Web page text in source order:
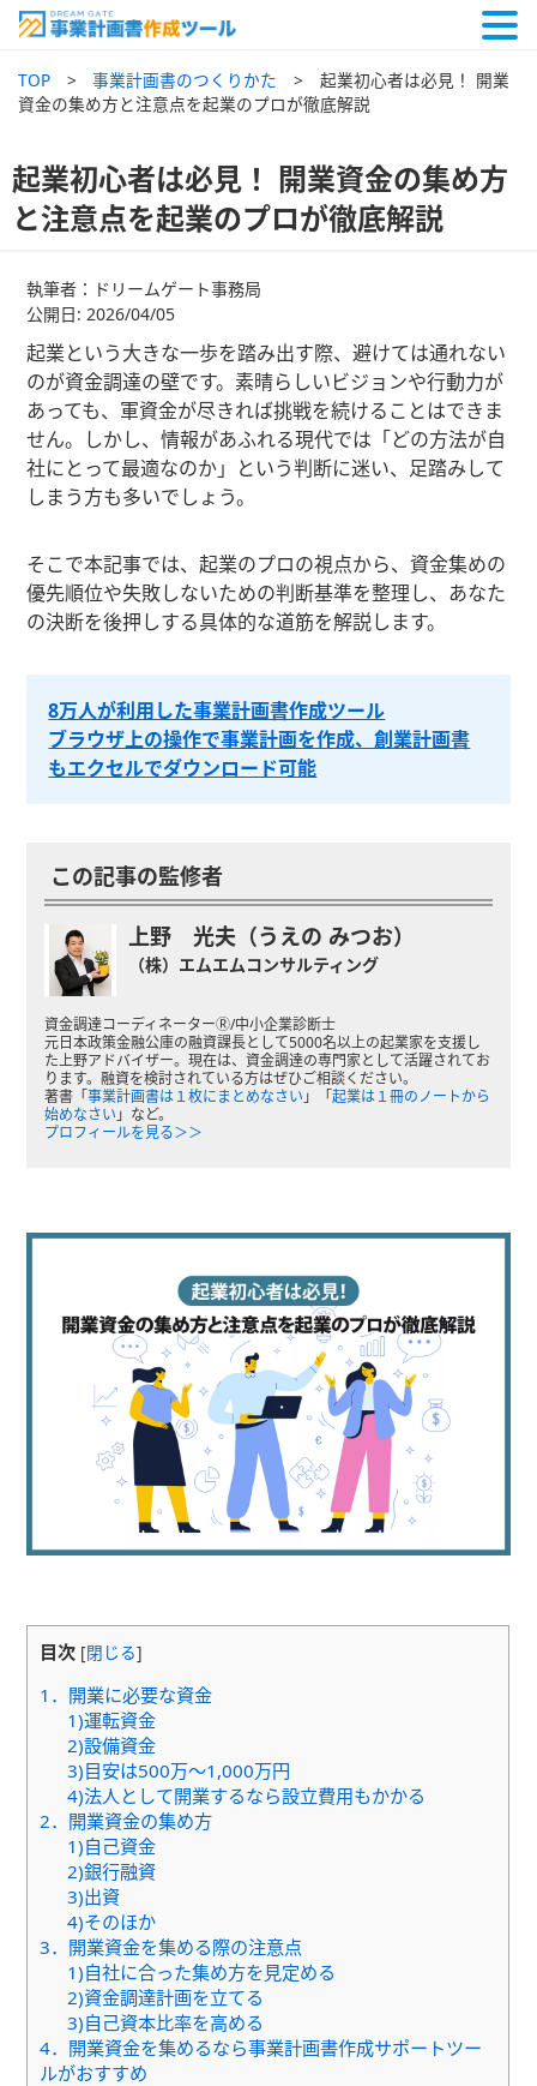
TOP 事業計画書のつくりかた
起業初心者は必見！ 開業
資金の集め方と注意点を起業のプロが徹底解説
起業初心者は必見！ 開業資金の集め方
と注意点を起業のプロが徹底解説
執筆者：ドリームゲート事務局
公開日: 2026/04/05
起業という大きな一歩を踏み出す際、避けては通れない
のが資金調達の壁です。素晴らしいビジョンや行動力が
あっても、軍資金が尽きれば挑戦を続けることはできま
せん。しかし、情報があふれる現代では「どの方法が自
社にとって最適なのか」という判断に迷い、足踏みして
しまう方も多いでしょう。
そこで本記事では、起業のプロの視点から、資金集めの
優先順位や失敗しないための判断基準を整理し、あなた
の決断を後押しする具体的な道筋を解説します。
8万人が利用した事業計画書作成ツール
ブラウザ上の操作で事業計画を作成、創業計画書
もエクセルでダウンロード可能
この記事の監修者
上野 光夫（うえの みつお）
（株）エムエムコンサルティング
資金調達コーディネーターⓇ/中小企業診断士
元日本政策金融公庫の融資課長として5000名以上の起業家を支援し
た上野アドバイザー。現在は、資金調達の専門家として活躍されてお
ります。融資を検討されている方はぜひご相談ください。
著書「事業計画書は１枚にまとめなさい 」「起業は１冊のノートから
始めなさい 」など。
プロフィールを見る＞＞
目次 [閉じる]
1．開業に必要な資金
1)運転資金
2)設備資金
3)目安は500万～1,000万円
4)法人として開業するなら設立費用もかかる
2．開業資金の集め方
1)自己資金
2)銀行融資
3)出資
4)そのほか
3．開業資金を集める際の注意点
1)自社に合った集め方を見定める
2)資金調達計画を立てる
3)自己資本比率を高める
4．開業資金を集めるなら事業計画書作成サポートツー
ルがおすすめ